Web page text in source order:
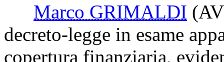
Marco GRIMALDI
decreto-legge in esame
copertura finanziaria,